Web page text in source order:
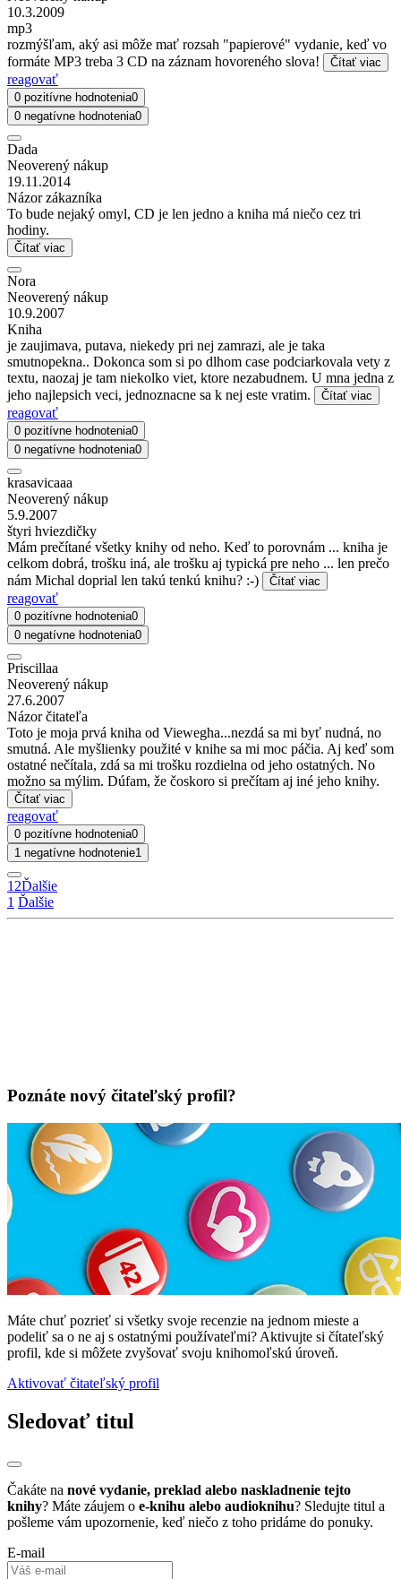
10.3.2009
mp3
rozmýšľam, aký asi môže mať rozsah "papierové" vydanie, keď vo
formáte MP3 treba 3 CD na záznam hovoreného slova!
Čítať viac
reagovať
0 pozitívne hodnotenia0
0 negatívne hodnotenia0
Dada
Neoverený nákup
19.11.2014
Názor zákazníka
To bude nejaký omyl, CD je len jedno a kniha má niečo cez tri
hodiny.
Čítať viac
Nora
Neoverený nákup
10.9.2007
Kniha
je zaujimava, putava, niekedy pri nej zamrazi, ale je taka
smutnopekna.. Dokonca som si po dlhom case podciarkovala vety z
textu, naozaj je tam niekolko viet, ktore nezabudnem. U mna jedna z
jeho najlepsich veci, jednoznacne sa k nej este vratim.
Čítať viac
reagovať
0 pozitívne hodnotenia0
0 negatívne hodnotenia0
krasavicaaa
Neoverený nákup
5.9.2007
štyri hviezdičky
Mám prečítané všetky knihy od neho. Keď to porovnám ... kniha je
celkom dobrá, trošku iná, ale trošku aj typická pre neho ... len prečo
nám Michal doprial len takú tenkú knihu? :-)
Čítať viac
reagovať
0 pozitívne hodnotenia0
0 negatívne hodnotenia0
Priscillaa
Neoverený nákup
27.6.2007
Názor čitateľa
Toto je moja prvá kniha od Viewegha...nezdá sa mi byť nudná, no
smutná. Ale myšlienky použité v knihe sa mi moc páčia. Aj keď som
ostatné nečítala, zdá sa mi trošku rozdielna od jeho ostatných. No
možno sa mýlim. Dúfam, že čoskoro si prečítam aj iné jeho knihy.
Čítať viac
reagovať
0 pozitívne hodnotenia0
1 negatívne hodnotenie1
12Ďalšie
1 Ďalšie
Poznáte nový čitateľský profil?
Máte chuť pozrieť si všetky svoje recenzie na jednom mieste a
podeliť sa o ne aj s ostatnými používateľmi? Aktivujte si čítateľský
profil, kde si môžete zvyšovať svoju knihomoľskú úroveň.
Aktivovať čitateľský profil
Sledovať titul
Čakáte na nové vydanie, preklad alebo naskladnenie tejto
knihy? Máte záujem o e-knihu alebo audioknihu? Sledujte titul a
pošleme vám upozornenie, keď niečo z toho pridáme do ponuky.
E-mail